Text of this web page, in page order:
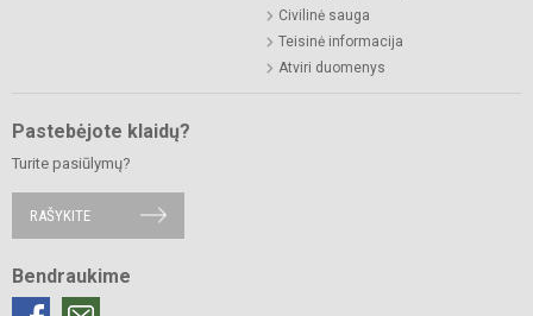
Civilinė sauga
Teisinė informacija
Atviri duomenys
Pastebėjote klaidų?
Turite pasiūlymų?
RAŠYKITE
Bendraukime